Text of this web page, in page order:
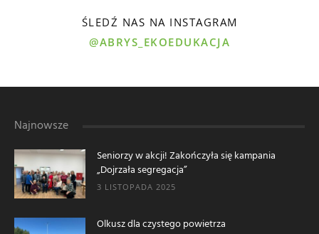
ŚLEDŹ NAS NA INSTAGRAM
@ABRYS_EKOEDUKACJA
Najnowsze
Seniorzy w akcji! Zakończyła się kampania
„Dojrzała segregacja”
3 LISTOPADA 2025
Olkusz dla czystego powietrza